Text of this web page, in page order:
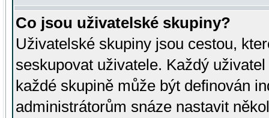
Co jsou uživatelské skupiny?
Uživatelské skupiny jsou cestou,
seskupovat uživatele. Každý
každé skupině může být definován
administrátorům snáze nastavit